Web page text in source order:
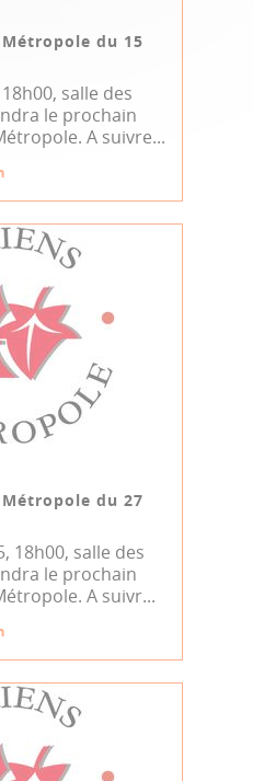
du 15
salle des
le prochain
A suivre...
du 27
18h00, salle des
le prochain
A suivr...